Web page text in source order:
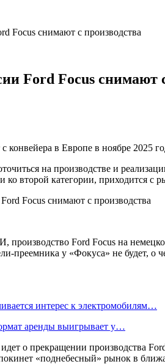
Focus снимают с производства
Ford Focus снимают
конвейера в Европе в ноябре 2025
на производстве и
ко второй категории, приходится
Ford Focus на
преемника у «Фокуса» не будет,
интерес к электромобилям…
аренды выигрывает у…
о прекращении производства
«поднебесный» рынок в